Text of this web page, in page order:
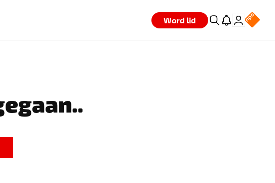
Word lid